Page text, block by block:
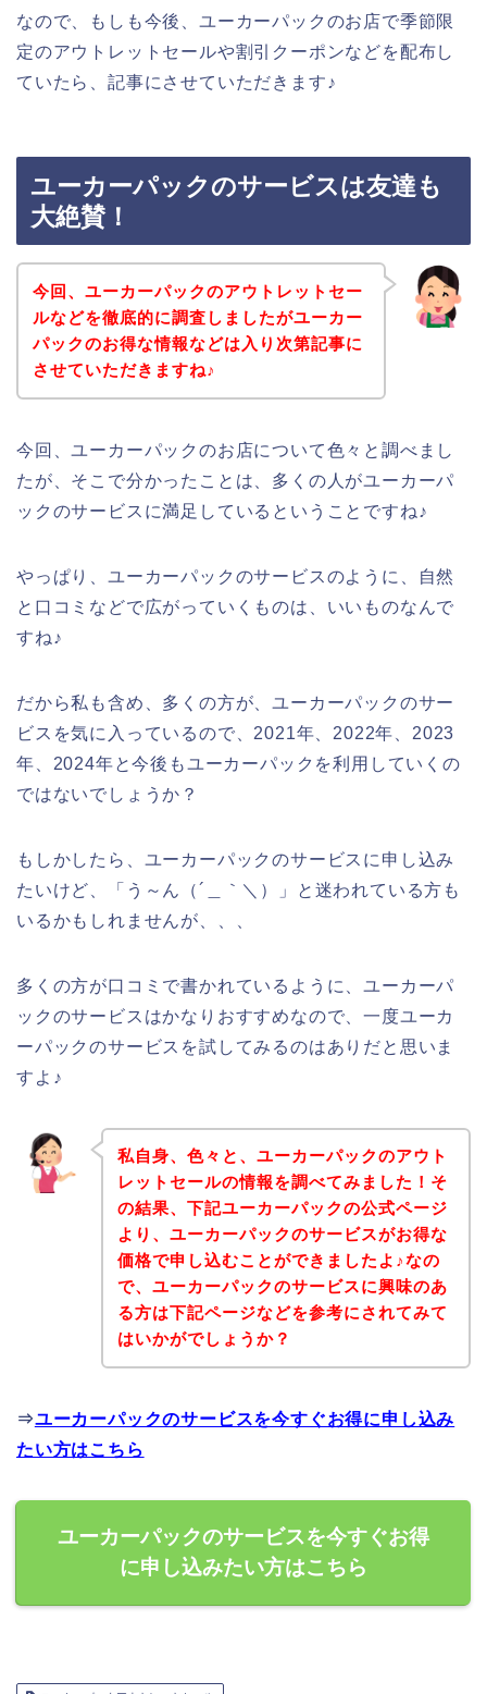
なので、もしも今後、ユーカーパックのお店で季節限
定のアウトレットセールや割引クーポンなどを配布し
ていたら、記事にさせていただきます♪
ユーカーパックのサービスは友達も
大絶賛！
今回、ユーカーパックのアウトレットセー
ルなどを徹底的に調査しましたがユーカー
パックのお得な情報などは入り次第記事に
させていただきますね♪
今回、ユーカーパックのお店について色々と調べまし
たが、そこで分かったことは、多くの人がユーカーパ
ックのサービスに満足しているということですね♪
やっぱり、ユーカーパックのサービスのように、自然
と口コミなどで広がっていくものは、いいものなんで
すね♪
だから私も含め、多くの方が、ユーカーパックのサー
ビスを気に入っているので、2021年、2022年、2023
年、2024年と今後もユーカーパックを利用していくの
ではないでしょうか？
もしかしたら、ユーカーパックのサービスに申し込み
たいけど、「う～ん（´＿｀＼）」と迷われている方も
いるかもしれませんが、、、
多くの方が口コミで書かれているように、ユーカーパ
ックのサービスはかなりおすすめなので、一度ユーカ
ーパックのサービスを試してみるのはありだと思いま
すよ♪
私自身、色々と、ユーカーパックのアウト
レットセールの情報を調べてみました！そ
の結果、下記ユーカーパックの公式ページ
より、ユーカーパックのサービスがお得な
価格で申し込むことができましたよ♪なの
で、ユーカーパックのサービスに興味のあ
る方は下記ページなどを参考にされてみて
はいかがでしょうか？
⇒ユーカーパックのサービスを今すぐお得に申し込み
たい方はこちら
ユーカーパックのサービスを今すぐお得
に申し込みたい方はこちら